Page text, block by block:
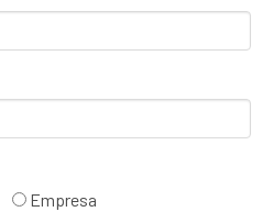
Empresa